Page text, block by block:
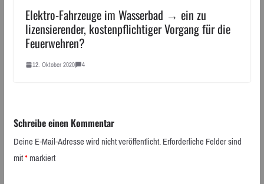
Elektro-Fahrzeuge im Wasserbad → ein zu
lizensierender, kostenpflichtiger Vorgang für die
Feuerwehren?
12. Oktober 2020 4
Schreibe einen Kommentar
Deine E-Mail-Adresse wird nicht veröffentlicht.Erforderliche Felder sind
mit*markiert